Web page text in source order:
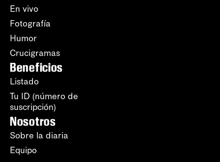
En vivo
Fotografía
Humor
Crucigramas
Beneficios
Listado
Tu ID (número de
suscripción)
Nosotros
Sobre la diaria
Equipo